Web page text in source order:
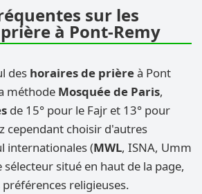
sur les
à Pont-Remy
des horaires de prièreà Pont
méthode Mosquée de Paris,
de 15° pour le Fajr et 13° pour
cependant choisir d'autres
internationales (MWL, ISNA, Umm
sélecteur situé en haut de la page,
religieuses.